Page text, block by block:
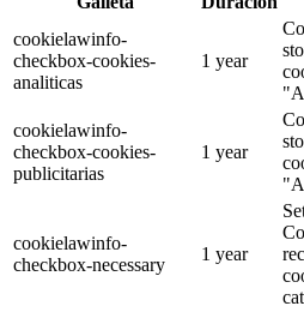
cookielawinfo-
checkbox-cookies-
analiticas
1 year
cookielawinfo-
checkbox-cookies-
publicitarias
1 year
cookielawinfo-
checkbox-necessary
1 year